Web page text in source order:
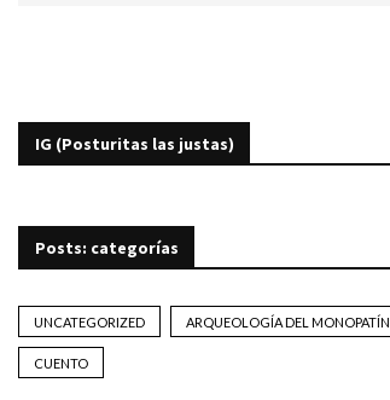
IG (Posturitas las justas)
Posts: categorías
UNCATEGORIZED ARQUEOLOGÍA DEL MONOPATÍN
CUENTO